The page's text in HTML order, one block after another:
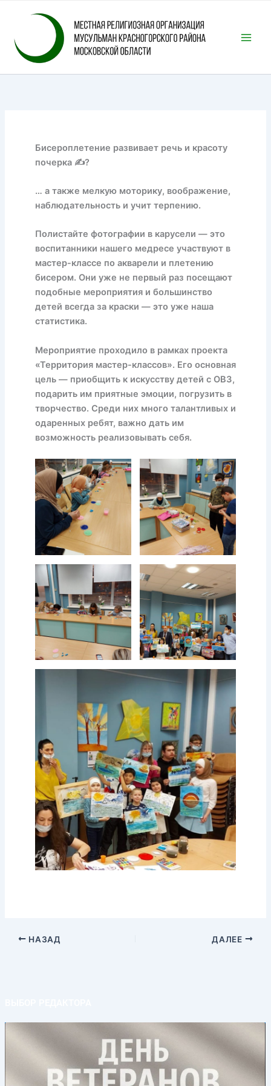
содержимому
Бисероплетение развивает речь и красоту
почерка ✍?
… а также мелкую моторику, воображение,
наблюдательность и учит терпению.
Полистайте фотографии в карусели — это
воспитанники нашего медресе участвуют в
мастер-классе по акварели и плетению
бисером. Они уже не первый раз посещают
подобные мероприятия и большинство
детей всегда за краски — это уже наша
статистика.
Мероприятие проходило в рамках проекта
«Территория мастер-классов». Его основная
цель — приобщить к искусству детей с ОВЗ,
подарить им приятные эмоции, погрузить в
творчество. Среди них много талантливых и
одаренных ребят, важно дать им
возможность реализовывать себя.
НАЗАД ДАЛЕЕ